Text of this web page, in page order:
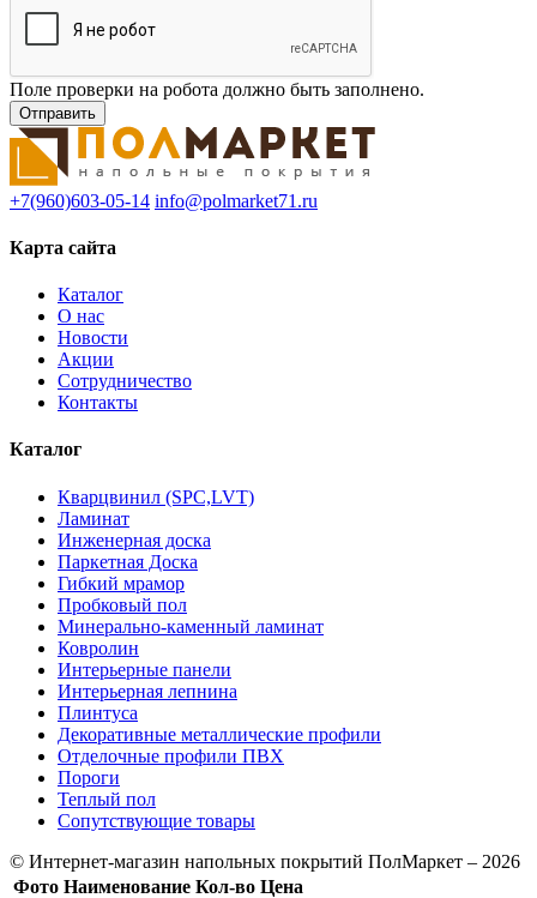
Поле проверки на робота должно быть заполнено.
+7(960)603-05-14 info@polmarket71.ru
Карта сайта
Каталог
О нас
Новости
Акции
Сотрудничество
Контакты
Каталог
Кварцвинил (SPC,LVT)
Ламинат
Инженерная доска
Паркетная Доска
Гибкий мрамор
Пробковый пол
Минерально-каменный ламинат
Ковролин
Интерьерные панели
Интерьерная лепнина
Плинтуса
Декоративные металлические профили
Отделочные профили ПВХ
Пороги
Теплый пол
Сопутствующие товары
© Интернет-магазин напольных покрытий ПолМаркет – 2026
Фото Наименование Кол-во Цена